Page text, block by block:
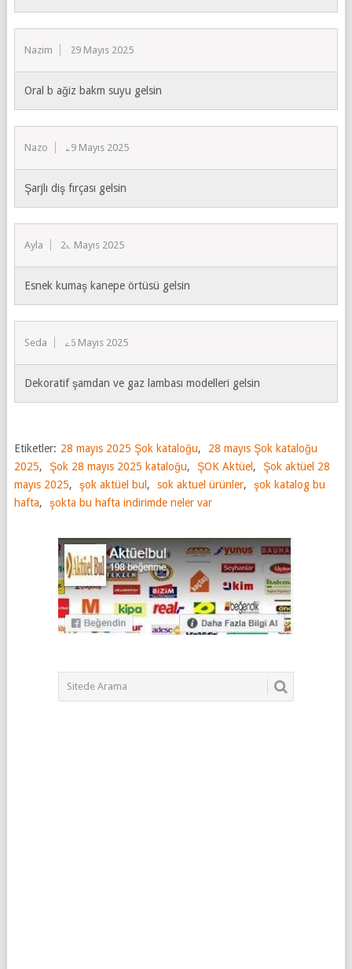
Nazim 29 Mayıs 2025
Oral b ağiz bakm suyu gelsin
Nazo 29 Mayıs 2025
Şarjlı diş fırçası gelsin
Ayla 26 Mayıs 2025
Esnek kumaş kanepe örtüsü gelsin
Seda 26 Mayıs 2025
Dekoratif şamdan ve gaz lambası modelleri gelsin
Etiketler: 28 mayıs 2025 Şok kataloğu,
28 mayıs Şok kataloğu
2025, Şok 28 mayıs 2025 kataloğu, ŞOK Aktüel ,
Şok aktüel 28
mayıs 2025, şok aktüel bul , sok aktuel ürünler,
şok katalog bu
hafta, şokta bu hafta indirimde neler var